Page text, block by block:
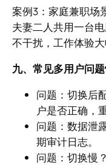
案例3：家庭兼职场
夫妻二人共用一台
不干扰，工作体验大
九、常见多用户问
问题：切换后
户是否正确，
问题：数据泄
期审计日志。
问题：切换慢